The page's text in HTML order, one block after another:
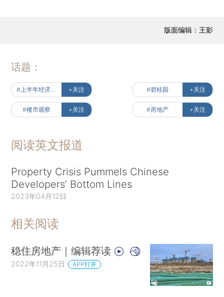
版面编辑：王影
话题：
+关注 #碧桂园 +关注
#楼市观察 +关注 #房地产 +关注
阅读英文报道
Property Crisis Pummels Chinese
Developers’ Bottom Lines
2023年04月12日
相关阅读
稳住房地产｜编辑荐读
2022年11月25日 APP打开